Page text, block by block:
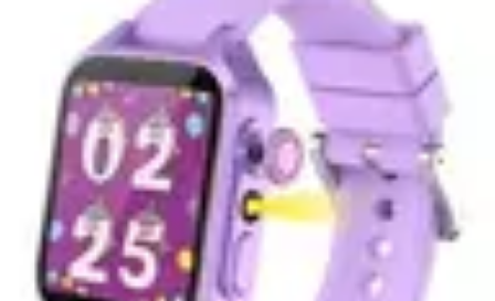
Connect Belgium
Objets Connectés Guides et Tutoriels
Sécurité des objets
connectésTendancesObjets connectés
Connect Belgium